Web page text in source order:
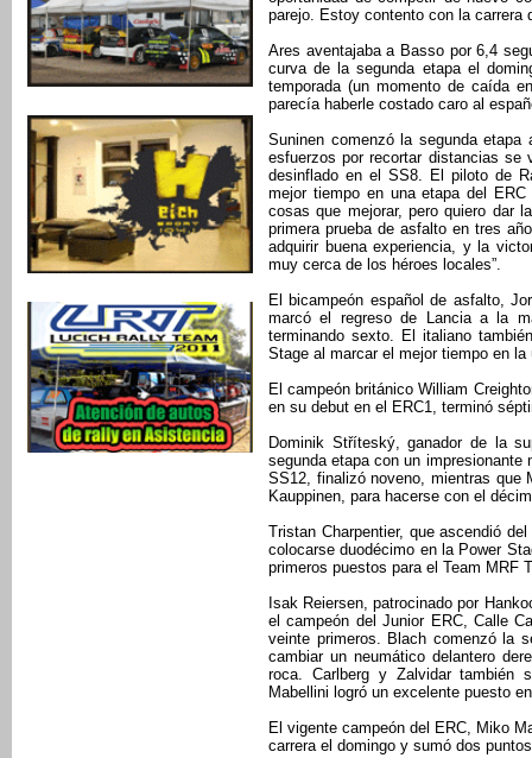
parejo. Estoy contento con la carrera
Ares aventajaba a Basso por 6,4
curva de la segunda etapa el
temporada (un momento de caída
parecía haberle costado caro al
Suninen comenzó la segunda
esfuerzos por recortar distancias se
desinflado en el SS8. El piloto de
mejor tiempo en una etapa del
cosas que mejorar, pero quiero dar
primera prueba de asfalto en tres
adquirir buena experiencia, y la
muy cerca de los héroes locales”.
El bicampeón español de asfalto,
marcó el regreso de Lancia a la
terminando sexto. El italiano
Stage al marcar el mejor tiempo en
El campeón británico William
en su debut en el ERC1, terminó
Dominik Stříteský, ganador de la
segunda etapa con un
SS12, finalizó noveno, mientras que
Kauppinen, para hacerse con el
Tristan Charpentier, que ascendió
colocarse duodécimo en la Power
primeros puestos para el Team MRF
Isak Reiersen, patrocinado por
el campeón del Junior ERC, Calle
veinte primeros. Blach comenzó la
cambiar un neumático delantero
roca. Carlberg y Zalvidar también
Mabellini logró un excelente puesto
El vigente campeón del ERC, Miko
carrera el domingo y sumó dos